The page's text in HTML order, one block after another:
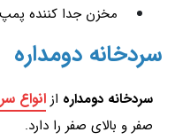
مخزن جدا كننده پمپ
سردخانه دومداره
سردخانه دومداره از انواع
صفر و بالای صفر را دارد.